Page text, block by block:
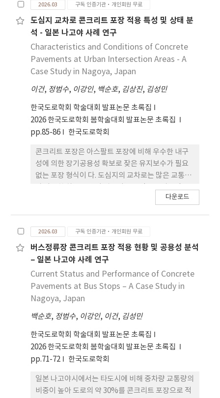
특별히 주목하여 교육과정의 목표와 교실 내 실제 관
행 사이의 실행 격차를 조사하고, 시장과 국가의 제공
범위를 벗어난 학습자들에게 다가가기 위한 비정부기
동안 공교육과 사교육 사이의 경계가 선명해진 것이
아니라 오히려 흐려졌음을 시사한다.
계의 운 영 방식을 종합적으로 고찰하였다. 연구결과
로 일본은 유아교육과 보육의 제도적 분절을 완화하
고 복수자격제(複数資格制度)를 중심으로 교사양성
체 제를 점진적으로 통합하였다. 반면 한국은 2023년
「유보통합 추진 로드맵 (2023–2027)」을 수립하여
행정체계와 제도 기반을 먼저 구축하고 있으며, 교사
양성체제 통합은 중장기 과제로 남아 있다. 분석 결과,
일본은 교사양 성체제를 ‘현장 친화적 통합모
델’을 채택하여 단계적 제도화를 실현한 반면, 한국
은 ‘법제 기반 구축형 행정모델’을 기반으로 제도
적 정비를 우선 추진 하고 있는 것으로 나타났다. 한국
의 유보통합이 지속가능한 제도로 정착하 기 위해서
는 영유아 교사의 질을 확보하는 것이 중요하며, 유보
통합정책이 실행되는 과정 속에서 제시된 교사양성체
제 방안을 재고하여 해당 구성원들 의 목소리를 담아
복수자격제도를 검토할 필요가 있다. 이를 실행하기
위해 서는 현재 수립된 통합 교사양성체제를 보완하
2026.03 구독 인증기관·개인회원 무료
도심지 교차로 콘크리트 포장 적용 특성 및 상태 분
석 - 일본 나고야 사례 연구
Characteristics and Conditions of Concrete
Pavements at Urban Intersection Areas - A
Case Study in Nagoya, Japan
이건, 정범수, 이강인, 백순호, 김상진, 김성민
한국도로학회 학술대회 발표논문 초록집
2026 한국도로학회 봄학술대회 발표논문 초록집
pp.85-86
한국도로학회
콘크리트 포장은 아스팔트 포장에 비해 우수한 내구
성에 의한 장기공용성 확보로 잦은 유지보수가 필요
없는 포장 형식이 다. 도심지의 교차로는 많은 교통량
포장에서는 파손이 빈번하게 발생하 고 있어 내구성
석하기 위해 일본 나고야시를 방문하여 현장 조사를
수행하였다. 현장 조사 결과, 대부분의 교차로에서 진
출입부 구간뿐만 아니라 중앙부까지 콘크리트 포장을
적용하고 있었다. 교차로에 시공된 콘크리트 포장 형
식으로는 줄눈 콘크리트 포장과 줄 눈 철근콘크리트
포장이 확인되었으며 공용상태의 경우 경미한 수준의
스폴링 및 대각선 균열 등이 관찰되었다. 일부 교차 로
에서는 콘크리트 포장 적용 시 교통차단을 장기간 유
지할 수 없어 조강 포틀랜드 시멘트를 사용하는
1DAYPAVE와 슬래 브를 공장에서 사전 제작하여 시
공하는 프리캐스트 콘크리트 포장 등 신속하게 교통
개방이 가능한 공법도 적용된 것으로 확인되었다.
다운로드
2026.03 구독 인증기관·개인회원 무료
버스정류장 콘크리트 포장 적용 현황 및 공용성 분석
– 일본 나고야 사례 연구
Current Status and Performance of Concrete
Pavements at Bus Stops – A Case Study in
Nagoya, Japan
백순호, 정범수, 이강인, 이건, 김성민
한국도로학회 학술대회 발표논문 초록집
2026 한국도로학회 봄학술대회 발표논문 초록집
pp.71-72
한국도로학회
일본 나고야시에서는 타도시에 비해 중차량 교통량의
비중이 높아 도로의 약 30%를 콘크리트 포장으로 적